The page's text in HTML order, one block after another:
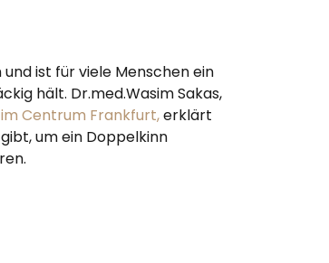
ist für viele Menschen ein
hält. Dr.med.Wasim Sakas,
Centrum Frankfurt,erklärt
um ein Doppelkinn